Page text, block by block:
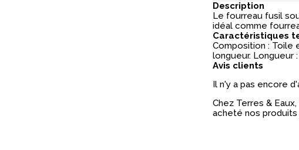
Description
Le fourreau fusil
idéal comme
Caractéristiques
Composition : Toile
longueur. Longueur
Avis clients
Il n'y a pas encore
Chez Terres &
acheté nos produits